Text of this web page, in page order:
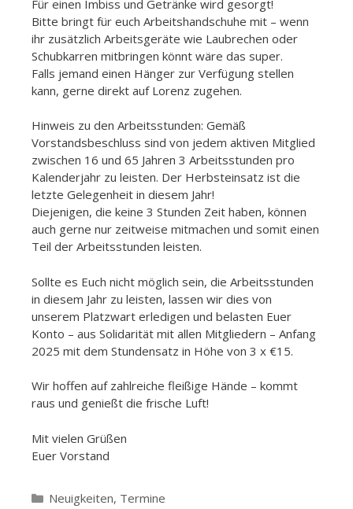
Für einen Imbiss und Getränke wird gesorgt!
Bitte bringt für euch Arbeitshandschuhe mit – wenn
ihr zusätzlich Arbeitsgeräte wie Laubrechen oder
Schubkarren mitbringen könnt wäre das super.
Falls jemand einen Hänger zur Verfügung stellen
kann, gerne direkt auf Lorenz zugehen.
Hinweis zu den Arbeitsstunden: Gemäß
Vorstandsbeschluss sind von jedem aktiven Mitglied
zwischen 16 und 65 Jahren 3 Arbeitsstunden pro
Kalenderjahr zu leisten. Der Herbsteinsatz ist die
letzte Gelegenheit in diesem Jahr!
Diejenigen, die keine 3 Stunden Zeit haben, können
auch gerne nur zeitweise mitmachen und somit einen
Teil der Arbeitsstunden leisten.
Sollte es Euch nicht möglich sein, die Arbeitsstunden
in diesem Jahr zu leisten, lassen wir dies von
unserem Platzwart erledigen und belasten Euer
Konto – aus Solidarität mit allen Mitgliedern – Anfang
2025 mit dem Stundensatz in Höhe von 3 x €15.
Wir hoffen auf zahlreiche fleißige Hände – kommt
raus und genießt die frische Luft!
Mit vielen Grüßen
Euer Vorstand
Kategorien
Neuigkeiten, Termine